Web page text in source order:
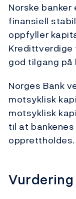
Norske
finansiell
oppfyller
Kredittverdige
god tilgang på
Norges Bank
motsyklisk
motsyklisk
til at
opprettholdes.